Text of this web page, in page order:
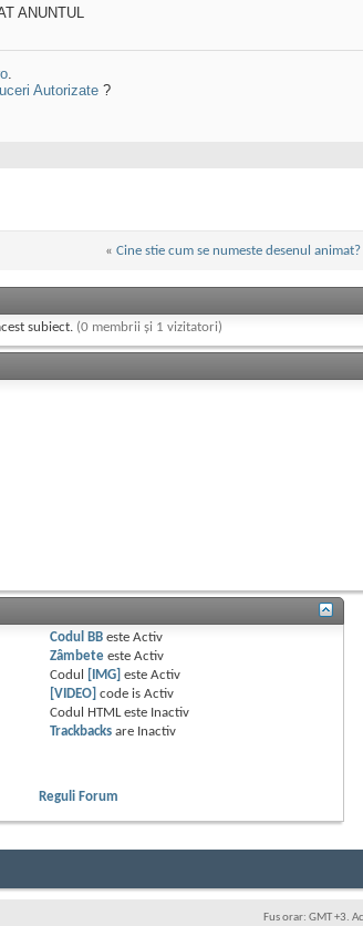
ANUNTUL
.
Autorizate ?
« Cine stie cum se numeste desenul animat?
subiect. (0 membrii și 1 vizitatori)
Codul BB esteActiv
Zâmbete esteActiv
Codul
[IMG] esteActiv
[VIDEO] code isActiv
Codul HTML este Inactiv
Trackbacks are Inactiv
Reguli Forum
Fus orar: GMT +3.